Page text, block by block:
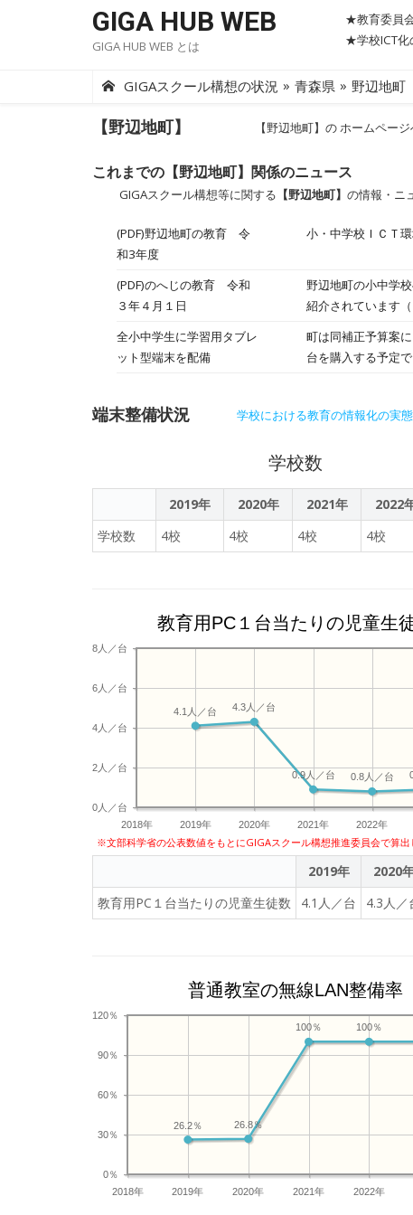
GIGA HUB WEB
GIGA HUB WEB とは
★教育委員
★学校ICT化
GIGAスクール構想の状況 » 青森県 » 野辺地町
【野辺地町】 【野辺地町】の ホームペー
これまでの【野辺地町】関係のニュース
GIGAスクール構想等に関する 【野辺地町】 の情報・ニ
(PDF)野辺地町の教育 令
和3年度
小・中学校ＩＣＴ
(PDF)のへじの教育 令和
３年４月１日
野辺地町の小中学
紹介されています（
全小中学生に学習用タブレ
ット型端末を配備
町は同補正予算案
台を購入する予定
端末整備状況 学校における教育の情報化の実
学校数
2019年 2020年 2021年 2022
学校数
4校 4校 4校 4校
教育用PC１台当たりの児童生
2018年 2019年 2020年 2021年 2022年
0人／台
2人／台
4人／台
6人／台
8人／台
0.8人／台
0.9人／台
4.3人／台
4.1人／台
※文部科学省の公表数値をもとにGIGAスクール構想推進委員会で算
2019年 2020
教育用PC１台当たりの児童生徒数
4.1人／台 4.3人／
普通教室の無線LAN整備率
2018年 2019年 2020年 2021年 2022年
0％
30％
60％
90％
120％
100％
100％
26.8％
26.2％